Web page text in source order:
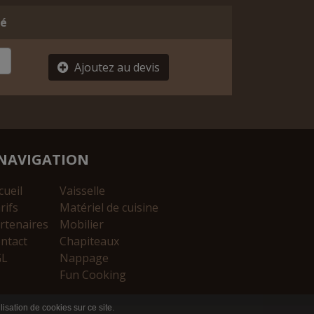
Ajoutez au devis
Vaisselle
Matériel de cuisine
Mobilier
Chapiteaux
Nappage
Fun Cooking
de cookies sur ce site.